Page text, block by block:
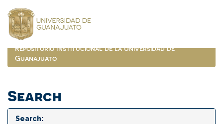
navigation
Repositorio Institucional de la Universidad de
Guanajuato
Search
Search: